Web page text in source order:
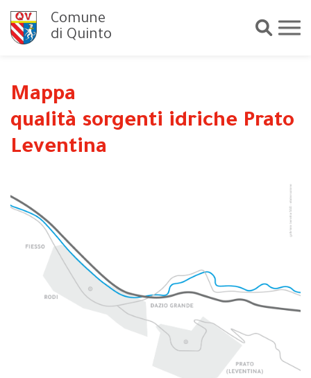
Comune
di Quinto
Mappa
qualità sorgenti idriche Prato
Leventina